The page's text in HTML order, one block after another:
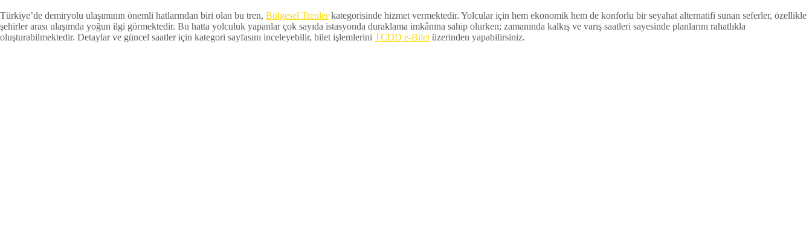
Türkiye’de demiryolu ulaşımının önemli hatlarından biri olan bu tren, Bölgesel Trenlerkategorisinde hizmet vermektedir. Yolcular için hem ekonomik hem de konforlu bir seyahat alternatifi sunan seferler, özellikle
şehirler arası ulaşımda yoğun ilgi görmektedir. Bu hatta yolculuk yapanlar çok sayıda istasyonda duraklama imkânına sahip olurken; zamanında kalkış ve varış saatleri sayesinde planlarını rahatlıkla
oluşturabilmektedir. Detaylar ve güncel saatler için kategori sayfasını inceleyebilir, bilet işlemlerini TCDD e-Bilet üzerinden yapabilirsiniz.